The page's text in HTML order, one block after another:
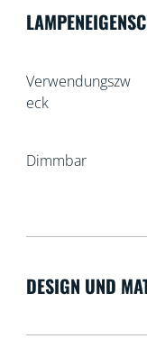
Verwendungszw
eck
Dimmbar
DESIGN UND